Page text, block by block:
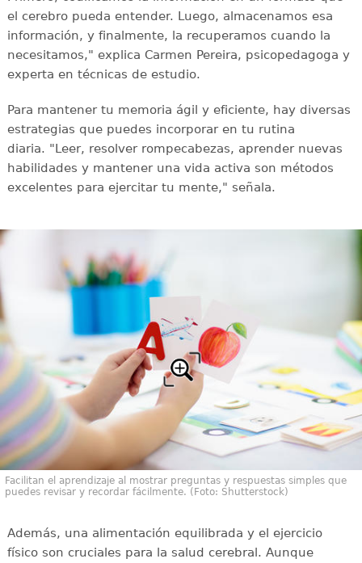
el cerebro pueda entender. Luego, almacenamos esa
información, y finalmente, la recuperamos cuando la
necesitamos," explica Carmen Pereira, psicopedagoga y
experta en técnicas de estudio.
Para mantener tu memoria ágil y eficiente, hay diversas
estrategias que puedes incorporar en tu rutina
diaria. "Leer, resolver rompecabezas, aprender nuevas
habilidades y mantener una vida activa son métodos
excelentes para ejercitar tu mente," señala.
Facilitan el aprendizaje al mostrar preguntas y respuestas simples que
puedes revisar y recordar fácilmente. (Foto: Shutterstock)
Además, una alimentación equilibrada y el ejercicio
físico son cruciales para la salud cerebral. Aunque